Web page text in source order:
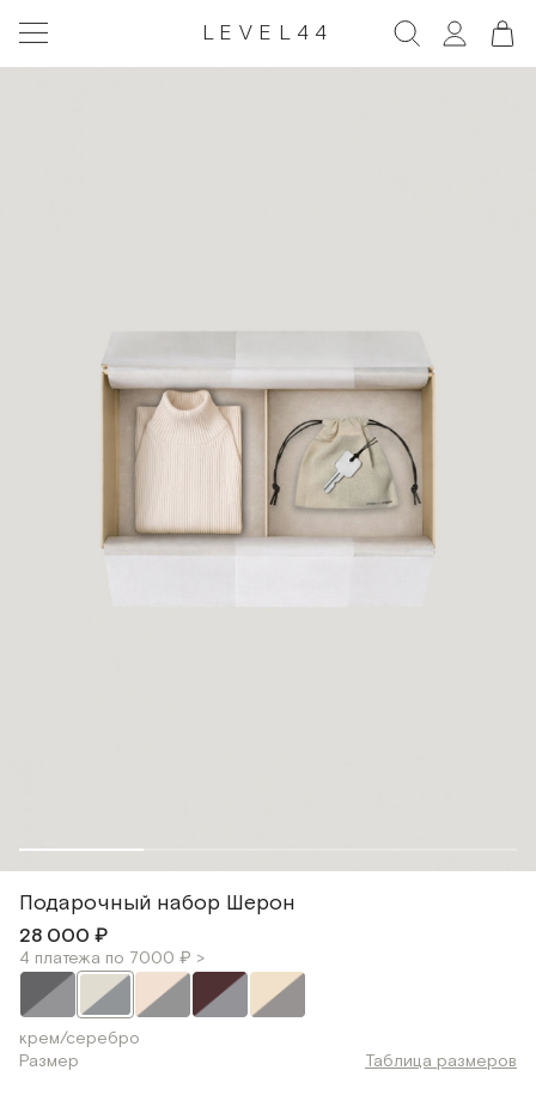
LEVEL44
Подарочный набор Шерон
28 000 ₽
4 платежа по 7000 ₽ >
крем/серебро
Размер
Таблица размеров